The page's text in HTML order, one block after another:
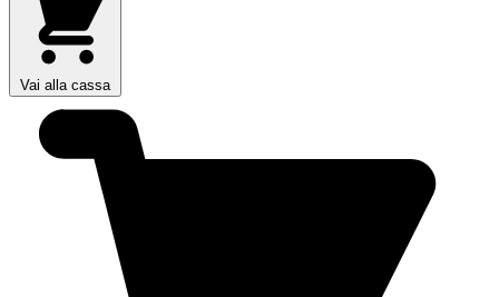
Vai alla cassa